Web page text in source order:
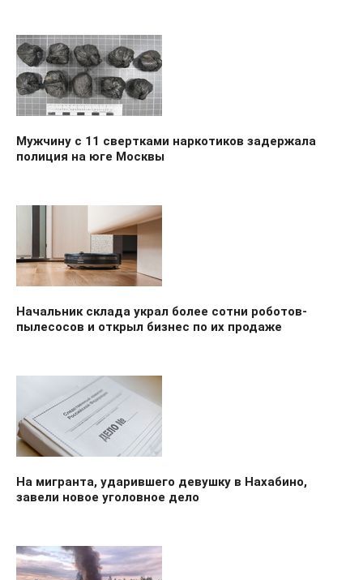
Мужчину с 11 свертками наркотиков задержала
полиция на юге Москвы
Начальник склада украл более сотни роботов-
пылесосов и открыл бизнес по их продаже
На мигранта, ударившего девушку в Нахабино,
завели новое уголовное дело